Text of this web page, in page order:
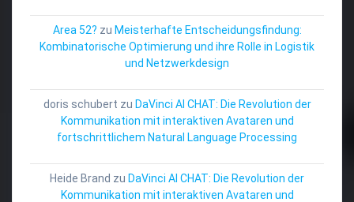
Area 52? zu Meisterhafte Entscheidungsfindung:
Kombinatorische Optimierung und ihre Rolle in Logistik
und Netzwerkdesign
doris schubert zu DaVinci AI CHAT: Die Revolution der
Kommunikation mit interaktiven Avataren und
fortschrittlichem Natural Language Processing
Heide Brand zu DaVinci AI CHAT: Die Revolution der
Kommunikation mit interaktiven Avataren und